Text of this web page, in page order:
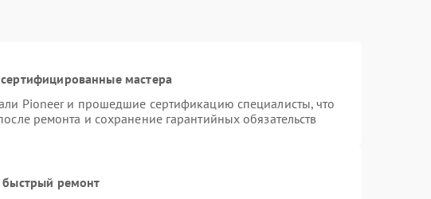
мастера
Pioneer и прошедшие сертификацию специалисты, что
ремонта и сохранение гарантийных обязательств
быстрый ремонт